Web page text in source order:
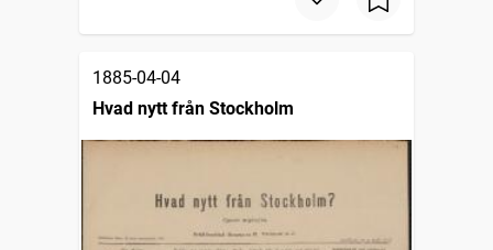
1885-04-04
Hvad nytt från Stockholm